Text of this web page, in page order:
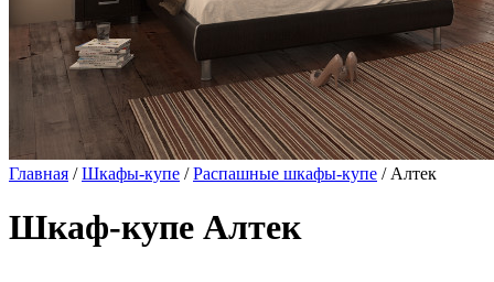
Главная /Шкафы-купе /Распашные шкафы-купе / Алтек
Шкаф-купе Алтек